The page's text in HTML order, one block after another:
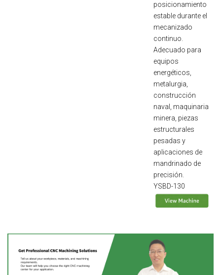
posicionamiento
estable durante el
mecanizado
continuo.
Adecuado para
equipos
energéticos,
metalurgia,
construcción
naval, maquinaria
minera, piezas
estructurales
pesadas y
aplicaciones de
mandrinado de
precisión.
YSBD-130